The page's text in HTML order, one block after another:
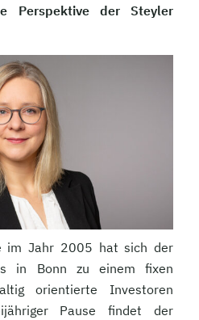
Perspektive der Steyler
im Jahr 2005 hat sich der
in Bonn zu einem fixen
orientierte Investoren
Pause findet der